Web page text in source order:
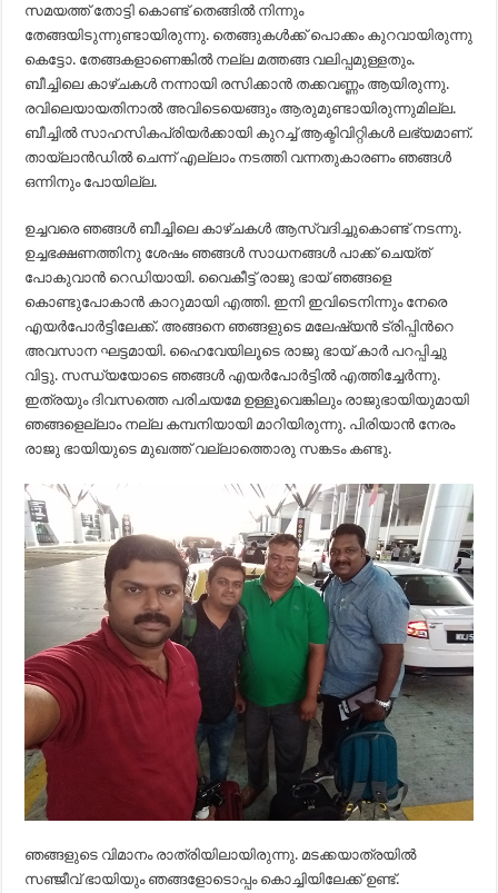
സമയത്ത് തോട്ടി കൊണ്ട് തെങ്ങില്‍ നിന്നും
തേങ്ങയിടുന്നുണ്ടായിരുന്നു. തെങ്ങുകള്‍ക്ക് പൊക്കം കുറവായിരുന്നു
കെട്ടോ. തേങ്ങകളാണെങ്കില്‍ നല്ല മത്തങ്ങ വലിപ്പമുള്ളതും.
ബീച്ചിലെ കാഴ്ചകള്‍ നന്നായി രസിക്കാന്‍ തക്കവണ്ണം ആയിരുന്നു.
രവിലെയായതിനാല്‍ അവിടെയെങ്ങും ആരുമുണ്ടായിരുന്നുമില്ല.
ബീച്ചില്‍ സാഹസികപ്രിയര്‍ക്കായി കുറച്ച് ആക്ടിവിറ്റികള്‍ ലഭ്യമാണ്.
തായ്‌ലാന്‍ഡില്‍ ചെന്ന് എല്ലാം നടത്തി വന്നതുകാരണം ഞങ്ങള്‍
ഒന്നിനും പോയില്ല.
ഉച്ചവരെ ഞങ്ങള്‍ ബീച്ചിലെ കാഴ്ചകള്‍ ആസ്വദിച്ചുകൊണ്ട് നടന്നു.
ഉച്ചഭക്ഷണത്തിനു ശേഷം ഞങ്ങള്‍ സാധനങ്ങള്‍ പാക്ക് ചെയ്ത്
പോകുവാന്‍ റെഡിയായി. വൈകീട്ട് രാജു ഭായ് ഞങ്ങളെ
കൊണ്ടുപോകാന്‍ കാറുമായി എത്തി. ഇനി ഇവിടെനിന്നും നേരെ
എയര്‍പോര്‍ട്ടിലേക്ക്. അങ്ങനെ ഞങ്ങളുടെ മലേഷ്യന്‍ ട്രിപ്പിന്‍റെ
അവസാന ഘട്ടമായി. ഹൈവേയിലൂടെ രാജു ഭായ് കാര്‍ പറപ്പിച്ചു
വിട്ടു. സന്ധ്യയോടെ ഞങ്ങള്‍ എയര്‍പോര്‍ട്ടില്‍ എത്തിച്ചേര്‍ന്നു.
ഇത്രയും ദിവസത്തെ പരിചയമേ ഉള്ളൂവെങ്കിലും രാജുഭായിയുമായി
ഞങ്ങളെല്ലാം നല്ല കമ്പനിയായി മാറിയിരുന്നു. പിരിയാന്‍ നേരം
രാജു ഭായിയുടെ മുഖത്ത് വല്ലാത്തൊരു സങ്കടം കണ്ടു.
ഞങ്ങളുടെ വിമാനം രാത്രിയിലായിരുന്നു. മടക്കയാത്രയില്‍
സഞ്ജീവ് ഭായിയും ഞങ്ങളോടൊപ്പം കൊച്ചിയിലേക്ക് ഉണ്ട്.